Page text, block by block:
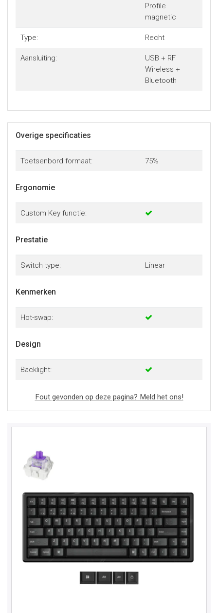
Profile
magnetic
Type: Recht
Aansluiting:
USB + RF
Wireless +
Bluetooth
Overige specificaties
Toetsenbord formaat: 75%
Ergonomie
Custom Key functie:
Prestatie
Switch type: Linear
Kenmerken
Hot-swap:
Design
Backlight:
Fout gevonden op deze pagina? Meld het ons!